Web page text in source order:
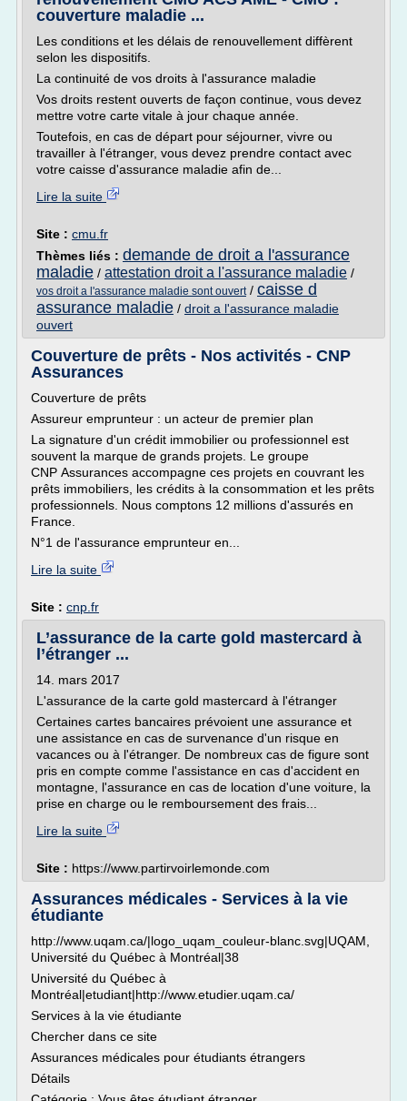
couverture maladie ...
Les conditions et les délais de renouvellement diffèrent
selon les dispositifs.
La continuité de vos droits à l'assurance maladie
Vos droits restent ouverts de façon continue, vous devez
mettre votre carte vitale à jour chaque année.
Toutefois, en cas de départ pour séjourner, vivre ou
travailler à l'étranger, vous devez prendre contact avec
votre caisse d'assurance maladie afin de...
Lire la suite
Site : cmu.fr
Thèmes liés : demande de droit a l'assurance
maladie / attestation droit a l'assurance maladie /
vos droit a l'assurance maladie sont ouvert/ caisse d
assurance maladie / droit a l'assurance maladie
ouvert
Couverture de prêts - Nos activités - CNP
Assurances
Couverture de prêts
Assureur emprunteur : un acteur de premier plan
La signature d'un crédit immobilier ou professionnel est
souvent la marque de grands projets. Le groupe
CNP Assurances accompagne ces projets en couvrant les
prêts immobiliers, les crédits à la consommation et les prêts
professionnels. Nous comptons 12 millions d'assurés en
France.
N°1 de l'assurance emprunteur en...
Lire la suite
Site : cnp.fr
L’assurance de la carte gold mastercard à
l’étranger ...
14. mars 2017
L'assurance de la carte gold mastercard à l'étranger
Certaines cartes bancaires prévoient une assurance et
une assistance en cas de survenance d'un risque en
vacances ou à l'étranger. De nombreux cas de figure sont
pris en compte comme l'assistance en cas d'accident en
montagne, l'assurance en cas de location d'une voiture, la
prise en charge ou le remboursement des frais...
Lire la suite
Site : https://www.partirvoirlemonde.com
Assurances médicales - Services à la vie
étudiante
http://www.uqam.ca/|logo_uqam_couleur-blanc.svg|UQAM,
Université du Québec à Montréal|38
Université du Québec à
Montréal|etudiant|http://www.etudier.uqam.ca/
Services à la vie étudiante
Chercher dans ce site
Assurances médicales pour étudiants étrangers
Détails